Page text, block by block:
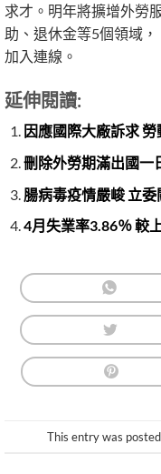
求才。明年將擴增外勞
助、退休金等5個領域
加入連線。
延伸閱讀:
因應國際大廠訴求
刪除外勞期滿出國一
腸病毒疫情嚴峻 立
4月失業率3.86％ 較
This entry was